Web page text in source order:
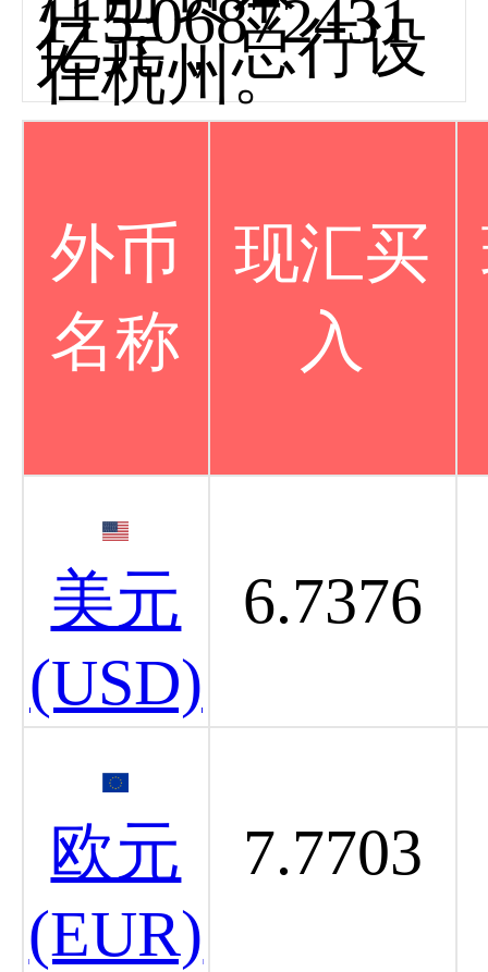
115.06872431
亿元，总行设
在杭州。
外币
名称
现汇买
入
美元
(USD)
6.7376
欧元
(EUR)
7.7703